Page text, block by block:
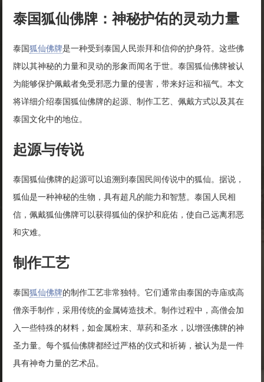
泰国狐仙佛牌：神秘护佑的灵动力量
泰国狐仙佛牌是一种受到泰国人民崇拜和信仰的护身符。这些佛
牌以其神秘的力量和灵动的形象而闻名于世。泰国狐仙佛牌被认
为能够保护佩戴者免受邪恶力量的侵害，带来好运和福气。本文
将详细介绍泰国狐仙佛牌的起源、制作工艺、佩戴方式以及其在
泰国文化中的地位。
起源与传说
泰国狐仙佛牌的起源可以追溯到泰国民间传说中的狐仙。据说，
狐仙是一种神秘的生物，具有超凡的能力和智慧。泰国人民相
信，佩戴狐仙佛牌可以获得狐仙的保护和庇佑，使自己远离邪恶
和灾难。
制作工艺
泰国狐仙佛牌的制作工艺非常独特。它们通常由泰国的寺庙或高
僧亲手制作，采用传统的金属铸造技术。制作过程中，高僧会加
入一些特殊的材料，如金属粉末、草药和圣水，以增强佛牌的神
圣力量。每个狐仙佛牌都经过严格的仪式和祈祷，被认为是一件
具有神奇力量的艺术品。